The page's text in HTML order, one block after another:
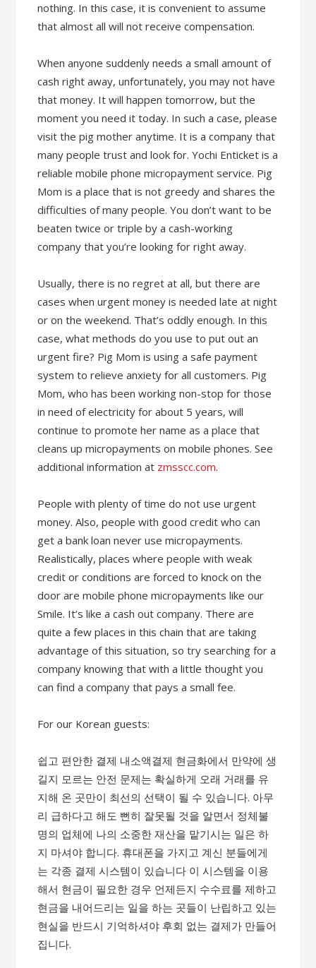
nothing. In this case, it is convenient to assume
that almost all will not receive compensation.
When anyone suddenly needs a small amount of
cash right away, unfortunately, you may not have
that money. It will happen tomorrow, but the
moment you need it today. In such a case, please
visit the pig mother anytime. It is a company that
many people trust and look for. Yochi Enticket is a
reliable mobile phone micropayment service. Pig
Mom is a place that is not greedy and shares the
difficulties of many people. You don’t want to be
beaten twice or triple by a cash-working
company that you’re looking for right away.
Usually, there is no regret at all, but there are
cases when urgent money is needed late at night
or on the weekend. That’s oddly enough. In this
case, what methods do you use to put out an
urgent fire? Pig Mom is using a safe payment
system to relieve anxiety for all customers. Pig
Mom, who has been working non-stop for those
in need of electricity for about 5 years, will
continue to promote her name as a place that
cleans up micropayments on mobile phones. See
additional information at zmsscc.com.
People with plenty of time do not use urgent
money. Also, people with good credit who can
get a bank loan never use micropayments.
Realistically, places where people with weak
credit or conditions are forced to knock on the
door are mobile phone micropayments like our
Smile. It’s like a cash out company. There are
quite a few places in this chain that are taking
advantage of this situation, so try searching for a
company knowing that with a little thought you
can find a company that pays a small fee.
For our Korean guests:
쉽고 편안한 결제 내소액결제 현금화에서 만약에 생
길지 모르는 안전 문제는 확실하게 오래 거래를 유
지해 온 곳만이 최선의 선택이 될 수 있습니다. 아무
리 급하다고 해도 뻔히 잘못될 것을 알면서 정체불
명의 업체에 나의 소중한 재산을 맡기시는 일은 하
지 마셔야 합니다. 휴대폰을 가지고 계신 분들에게
는 각종 결제 시스템이 있습니다 이 시스템을 이용
해서 현금이 필요한 경우 언제든지 수수료를 제하고
현금을 내어드리는 일을 하는 곳들이 난립하고 있는
현실을 반드시 기억하셔야 후회 없는 결제가 만들어
집니다.